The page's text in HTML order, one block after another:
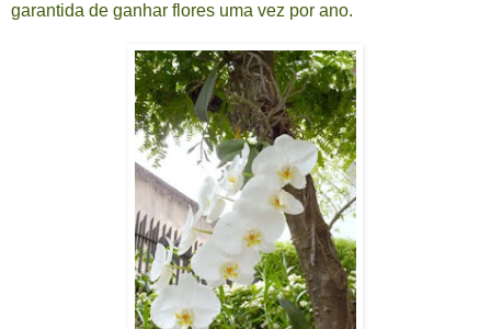
garantida de ganhar flores uma vez por ano.